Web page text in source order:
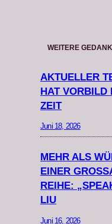
WEITERE
AKTUELLER
HAT VORBILD
ZEIT
Juni 18, 2026
MEHR ALS
EINER
EIHE:
IU
Juni 16, 2026